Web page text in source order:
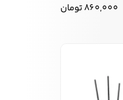
860,000تومان